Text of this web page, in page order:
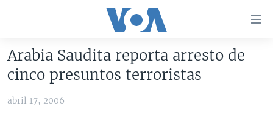
accesibilidad
al
contenido
principal
AMÉRICA DEL NORTE
MÉXICO
ELECCIONES EEUU 2024
ELECCIONES EEUU
VOA VERIFICA
Arabia Saudita reporta arresto de
cinco presuntos terroristas
abril 17, 2006